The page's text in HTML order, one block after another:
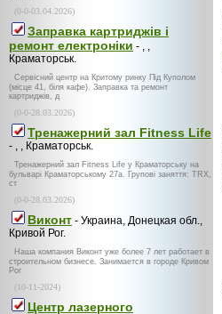
(0-0-03.04.2026)
Заправка картриджів і
ремонт електроніки - , ,
Краматорськ.
Сервісний центр на Критому ринку Під Куполом
(місце 41, біля кафе). Заправка та ремонт
картриджів, д
(0-0-28.03.2026)
Тренажерний зал Fitness Life
- , , Краматорськ.
Тренажерний зал Fitness Life у Краматорську на
бульварі Краматорському 27а. Групові заняття: TRX,
ст
(0-0-28.03.2026)
Виконт - Украина, Донецкая обл.,
Кривой Рог.
Наша компания Виконт уже более 7 лет работает в
строительном бизнесе. Занимается в городе Кривом
Рог
(10-11-2024)
Центр лазерного